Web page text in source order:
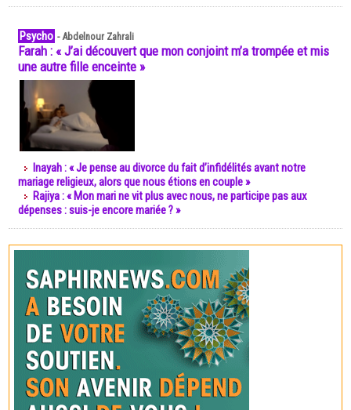
Psycho -Abdelnour Zahrali
Farah : « J’ai découvert que mon conjoint m’a trompée et mis
une autre fille enceinte »
Inayah : « Je pense au divorce du fait d’infidélités avant notre
mariage religieux, alors que nous étions en couple »
Rajiya : « Mon mari ne vit plus avec nous, ne participe pas aux
dépenses : suis-je encore mariée ? »